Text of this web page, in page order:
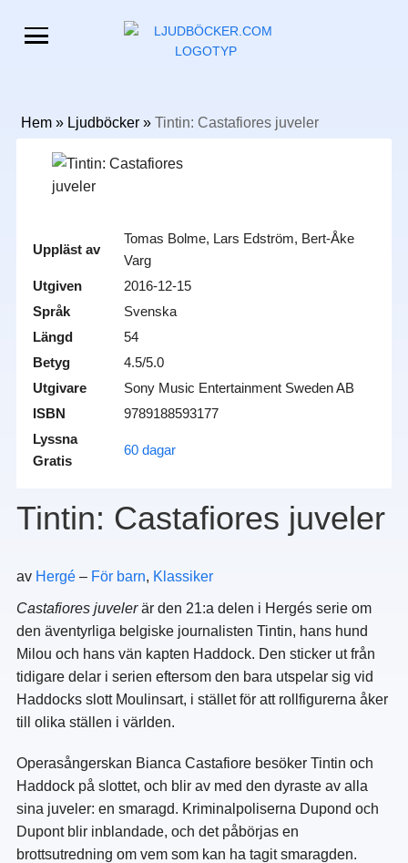
Hem» Ljudböcker» Tintin: Castafiores juveler
Uppläst av
Tomas Bolme, Lars Edström, Bert-Åke
Varg
Utgiven
2016-12-15
Språk
Svenska
Längd
54
Betyg
4.5/5.0
Utgivare
Sony Music Entertainment Sweden AB
ISBN
9789188593177
Lyssna
Gratis
60 dagar
Tintin: Castafiores juveler
av Hergé – För barn, Klassiker
Castafiores juvelerär den 21:a delen i Hergés serie om
den äventyrliga belgiske journalisten Tintin, hans hund
Milou och hans vän kapten Haddock. Den sticker ut från
tidigare delar i serien eftersom den bara utspelar sig vid
Haddocks slott Moulinsart, i stället för att rollfigurerna åker
till olika ställen i världen.
Operasångerskan Bianca Castafiore besöker Tintin och
Haddock på slottet, och blir av med den dyraste av alla
sina juveler: en smaragd. Kriminalpoliserna Dupond och
Dupont blir inblandade, och det påbörjas en
brottsutredning om vem som kan ha tagit smaragden.